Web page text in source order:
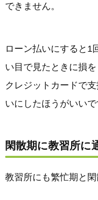
できません。
ローン払いにすると1
い目で見たときに損を
クレジットカードで
いにしたほうがいいで
閑散期に教習所に
教習所にも繁忙期と閑